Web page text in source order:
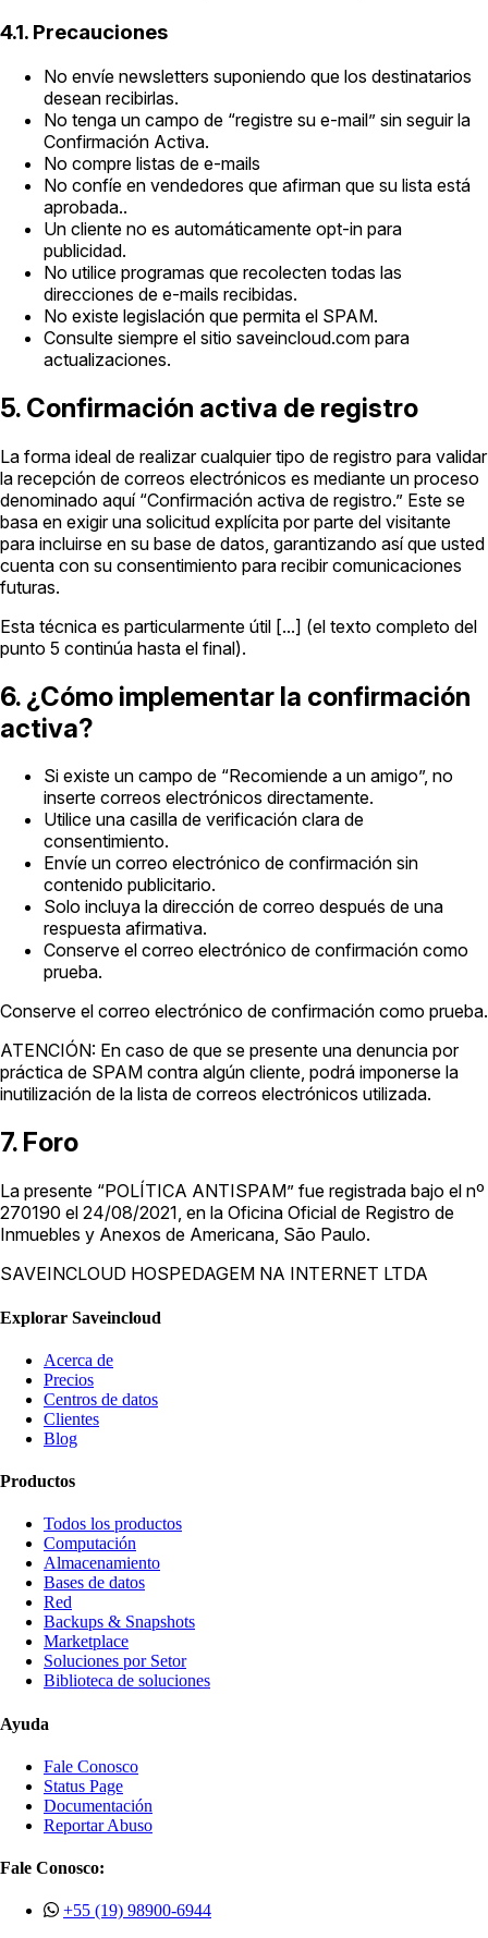
4.1. Precauciones
No envíe newsletters suponiendo que los destinatarios
desean recibirlas.
No tenga un campo de “registre su e-mail” sin seguir la
Confirmación Activa.
No compre listas de e-mails
No confíe en vendedores que afirman que su lista está
aprobada..
Un cliente no es automáticamente opt-in para
publicidad.
No utilice programas que recolecten todas las
direcciones de e-mails recibidas.
No existe legislación que permita el SPAM.
Consulte siempre el sitio saveincloud.com para
actualizaciones.
5. Confirmación activa de registro
La forma ideal de realizar cualquier tipo de registro para validar
la recepción de correos electrónicos es mediante un proceso
denominado aquí “Confirmación activa de registro.” Este se
basa en exigir una solicitud explícita por parte del visitante
para incluirse en su base de datos, garantizando así que usted
cuenta con su consentimiento para recibir comunicaciones
futuras.
Esta técnica es particularmente útil [...] (el texto completo del
punto 5 continúa hasta el final).
6. ¿Cómo implementar la confirmación
activa?
Si existe un campo de “Recomiende a un amigo”, no
inserte correos electrónicos directamente.
Utilice una casilla de verificación clara de
consentimiento.
Envíe un correo electrónico de confirmación sin
contenido publicitario.
Solo incluya la dirección de correo después de una
respuesta afirmativa.
Conserve el correo electrónico de confirmación como
prueba.
Conserve el correo electrónico de confirmación como prueba.
ATENCIÓN: En caso de que se presente una denuncia por
práctica de SPAM contra algún cliente, podrá imponerse la
inutilización de la lista de correos electrónicos utilizada.
7. Foro
La presente “POLÍTICA ANTISPAM” fue registrada bajo el nº
270190 el 24/08/2021, en la Oficina Oficial de Registro de
Inmuebles y Anexos de Americana, São Paulo.
SAVEINCLOUD HOSPEDAGEM NA INTERNET LTDA
Explorar Saveincloud
Acerca de
Precios
Centros de datos
Clientes
Blog
Productos
Todos los productos
Computación
Almacenamiento
Bases de datos
Red
Backups & Snapshots
Marketplace
Soluciones por Setor
Biblioteca de soluciones
Ayuda
Fale Conosco
Status Page
Documentación
Reportar Abuso
Fale Conosco:
+55 (19) 98900-6944